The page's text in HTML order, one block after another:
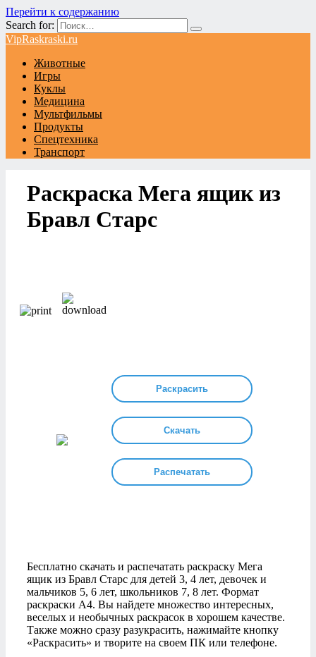
Перейти к содержанию
Search for:
VipRaskraski.ru
Животные
Игры
Куклы
Медицина
Мультфильмы
Продукты
Спецтехника
Транспорт
Раскраска Мега ящик из
Бравл Старс
Раскрасить
Скачать
Распечатать
Бесплатно скачать и распечатать раскраску Мега
ящик из Бравл Старс для детей 3, 4 лет, девочек и
мальчиков 5, 6 лет, школьников 7, 8 лет. Формат
раскраски А4. Вы найдете множество интересных,
веселых и необычных раскрасок в хорошем качестве.
Также можно сразу разукрасить, нажимайте кнопку
«Раскрасить» и творите на своем ПК или телефоне.